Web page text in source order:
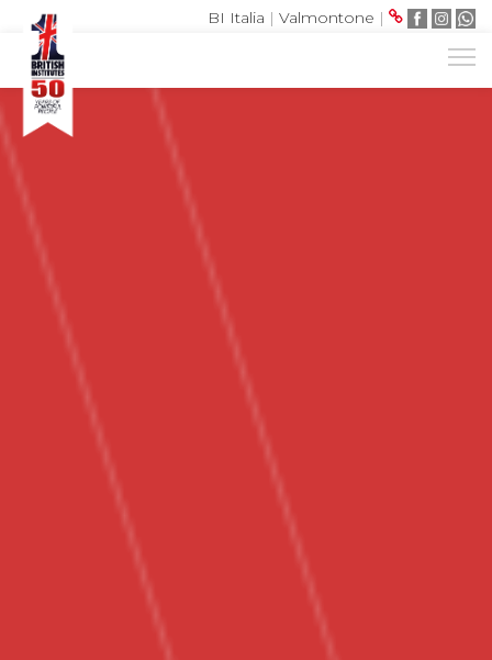
BI Italia | Valmontone |